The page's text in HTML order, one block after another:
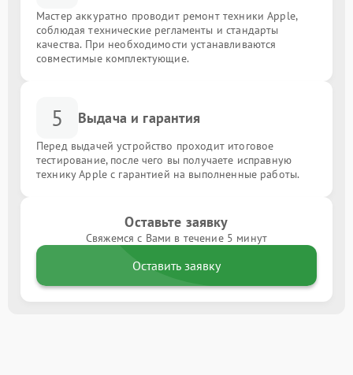
Мастер аккуратно проводит ремонт техники Apple,
соблюдая технические регламенты и стандарты
качества. При необходимости устанавливаются
совместимые комплектующие.
5 Выдача и гарантия
Перед выдачей устройство проходит итоговое
тестирование, после чего вы получаете исправную
технику Apple с гарантией на выполненные работы.
Оставьте заявку
Свяжемся с Вами в течение 5 минут
Оставить заявку